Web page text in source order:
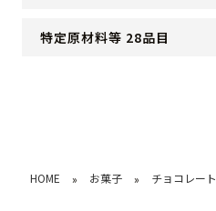
特定原材料等 28品目
HOME » お菓子 » チョコレート